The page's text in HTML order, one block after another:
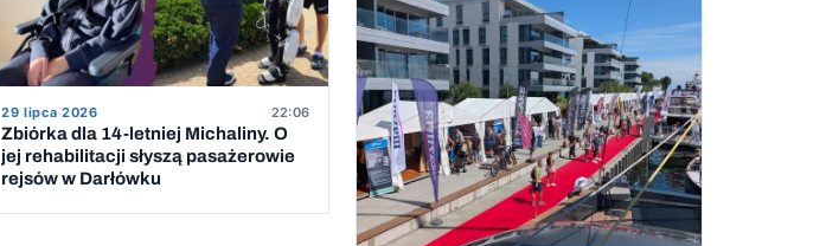
29 lipca 2026 22:06
Zbiórka dla 14-letniej Michaliny. O
jej rehabilitacji słyszą pasażerowie
rejsów w Darłówku